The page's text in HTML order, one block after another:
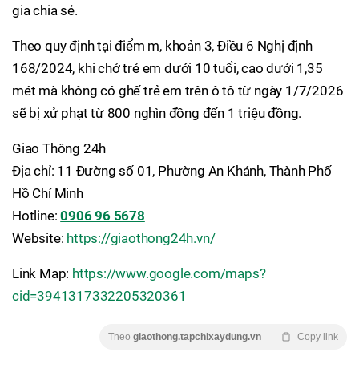
gia chia sẻ.
Theo quy định tại điểm m, khoản 3, Điều 6 Nghị định
168/2024, khi chở trẻ em dưới 10 tuổi, cao dưới 1,35
mét mà không có ghế trẻ em trên ô tô từ ngày 1/7/2026
sẽ bị xử phạt từ 800 nghìn đồng đến 1 triệu đồng.
Giao Thông 24h
Địa chỉ: 11 Đường số 01, Phường An Khánh, Thành Phố
Hồ Chí Minh
Hotline:0906 96 5678
Website: https://giaothong24h.vn/
Link Map: https://www.google.com/maps?
cid=3941317332205320361
Theo giaothong.tapchixaydung.vn Copy link